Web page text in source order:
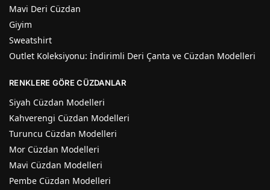
Mavi Deri Cüzdan
Giyim
Sweatshirt
Outlet Koleksiyonu: İndirimli Deri Çanta ve Cüzdan Modelleri
RENKLERE GÖRE CÜZDANLAR
Siyah Cüzdan Modelleri
Kahverengi Cüzdan Modelleri
Turuncu Cüzdan Modelleri
Mor Cüzdan Modelleri
Mavi Cüzdan Modelleri
Pembe Cüzdan Modelleri